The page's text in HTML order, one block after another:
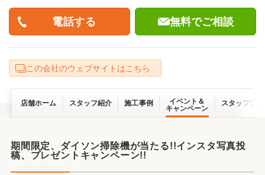
無料でご相談
この会社のウェブサイトはこちら
店舗ホーム スタッフ紹介 施工事例
イベント＆
キャンペーン
スタッフブ
期間限定、ダイソン掃除機が当たる!!インスタ写真投
稿、プレゼントキャンペーン!!